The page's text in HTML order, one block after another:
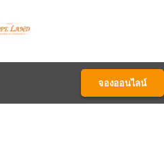
จองออนไลน์